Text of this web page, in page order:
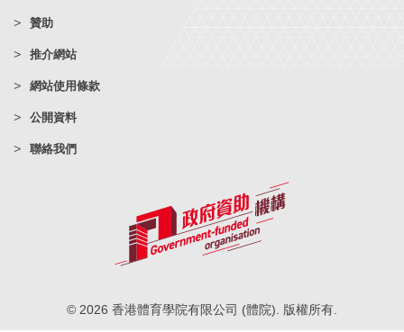
贊助
推介網站
網站使用條款
公開資料
聯絡我們
© 2026 香港體育學院有限公司 (體院). 版權所有.